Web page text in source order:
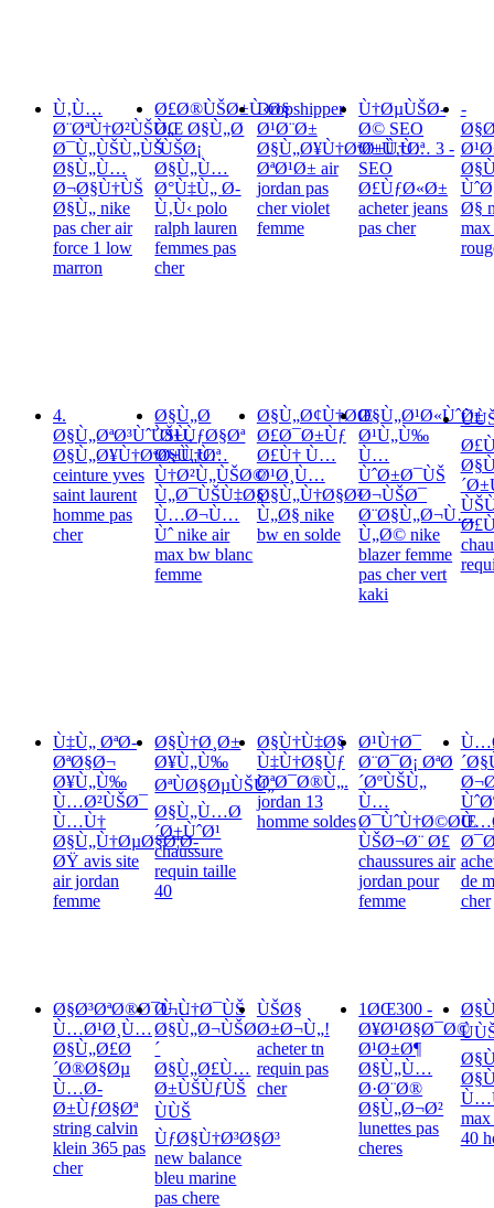
Ù‚Ù…
Ø¨ØªÙ†Ø²ÙŠÙ„
Ø¯Ù„ÙŠÙ„ÙŠ
Ø§Ù„Ù…
Ø¬Ø§Ù†ÙŠ
Ø§Ù„ nike
pas cher air
force 1 low
marron
Ø£Ø®ÙŠØ±Ù‹Ø§
ØŒ Ø§Ù„Ø
´ÙŠØ¡
Ø§Ù„Ù…
Ø°Ù‡Ù„ Ø­
Ù‚Ù‹ polo
ralph lauren
femmes pas
cher
Dropshipper
Ø¹Ø¨Ø±
Ø§Ù„Ø¥Ù†ØªØ±Ù†Øª
ØªØ¹Ø± air
jordan pas
cher violet
femme
Ù†ØµÙŠØ­
Ø© SEO
Ø±Ù‚Ù… 3 -
SEO
Ø£ÙƒØ«Ø±
acheter jeans
pas cher
-
Ø§
max
4.
Ø§Ù„ØªØ³ÙˆÙŠÙ‚
Ø§Ù„Ø¥Ù†ØªØ±Ù†Øª
ceinture yves
saint laurent
homme pas
cher
Ø§Ù„Ø
´Ø±ÙƒØ§Øª
Ø§Ù„Ù…
Ù†Ø²Ù„ÙŠØ©
Ù„Ø¯ÙŠÙ‡Ø§
Ù…Ø¬Ù…
Ùˆ nike air
max bw blanc
femme
Ø§Ù„Ø¢Ù†ØŒ
Ø£Ø¯Ø±Ùƒ
Ø£Ù† Ù…
Ø¹Ø¸Ù…
Ø§Ù„Ù†Ø§Ø³
Ù„Ø§ nike
bw en solde
Ø§Ù„Ø¹Ø«ÙˆØ±
Ø¹Ù„Ù‰
Ù…
ÙˆØ±Ø¯ÙŠ
Ø¬ÙŠØ¯
Ø¨Ø§Ù„Ø¬Ù…
Ù„Ø© nike
blazer femme
pas cher vert
kaki
Ù‡Ù„ ØªØ­
ØªØ§Ø¬
Ø¥Ù„Ù‰
Ù…Ø²ÙŠØ¯
Ù…Ù†
Ø§Ù„Ù†ØµØ§Ø¦Ø­
ØŸ avis site
air jordan
femme
Ø§Ù†Ø¸Ø±
Ø¥Ù„Ù‰
ØªÙØ§ØµÙŠÙ„
Ø§Ù„Ù…Ø
´Ø±ÙˆØ¹
chaussure
requin taille
40
Ø§Ù†Ù‡Ø§
Ù‡Ù†Ø§Ùƒ
ØªØ¯Ø®Ù„.
jordan 13
homme soldes
Ø¹Ù†Ø¯
Ø¨Ø¯Ø¡ ØªØ
´ØºÙŠÙ„
Ù…
Ø¯ÙˆÙ†Ø©ØŒ
ÙŠØ¬Ø¨ Ø£
chaussures air
jordan pour
femme
de
cher
Ø§Ø³ØªØ®Ø¯Ù…
Ù…Ø¹Ø¸Ù…
Ø§Ù„Ø£Ø
´Ø®Ø§Øµ
Ù…Ø­
Ø±ÙƒØ§Øª
string calvin
klein 365 pas
cher
Ø¬Ù†Ø¯ÙŠ
Ø§Ù„Ø¬ÙŠØ
´
Ø§Ù„Ø£Ù…
Ø±ÙŠÙƒÙŠ
ÙÙŠ
ÙƒØ§Ù†Ø³Ø§Ø³
new balance
bleu marine
pas chere
ÙŠØ§
Ø±Ø¬Ù„!
acheter tn
requin pas
cher
1ØŒ300 -
Ø¥Ø¹Ø§Ø¯Ø©
Ø¹Ø±Ø¶
Ø§Ù„Ù…
Ø·Ø¨Ø®
Ø§Ù„Ø¬Ø²
lunettes pas
cheres
40